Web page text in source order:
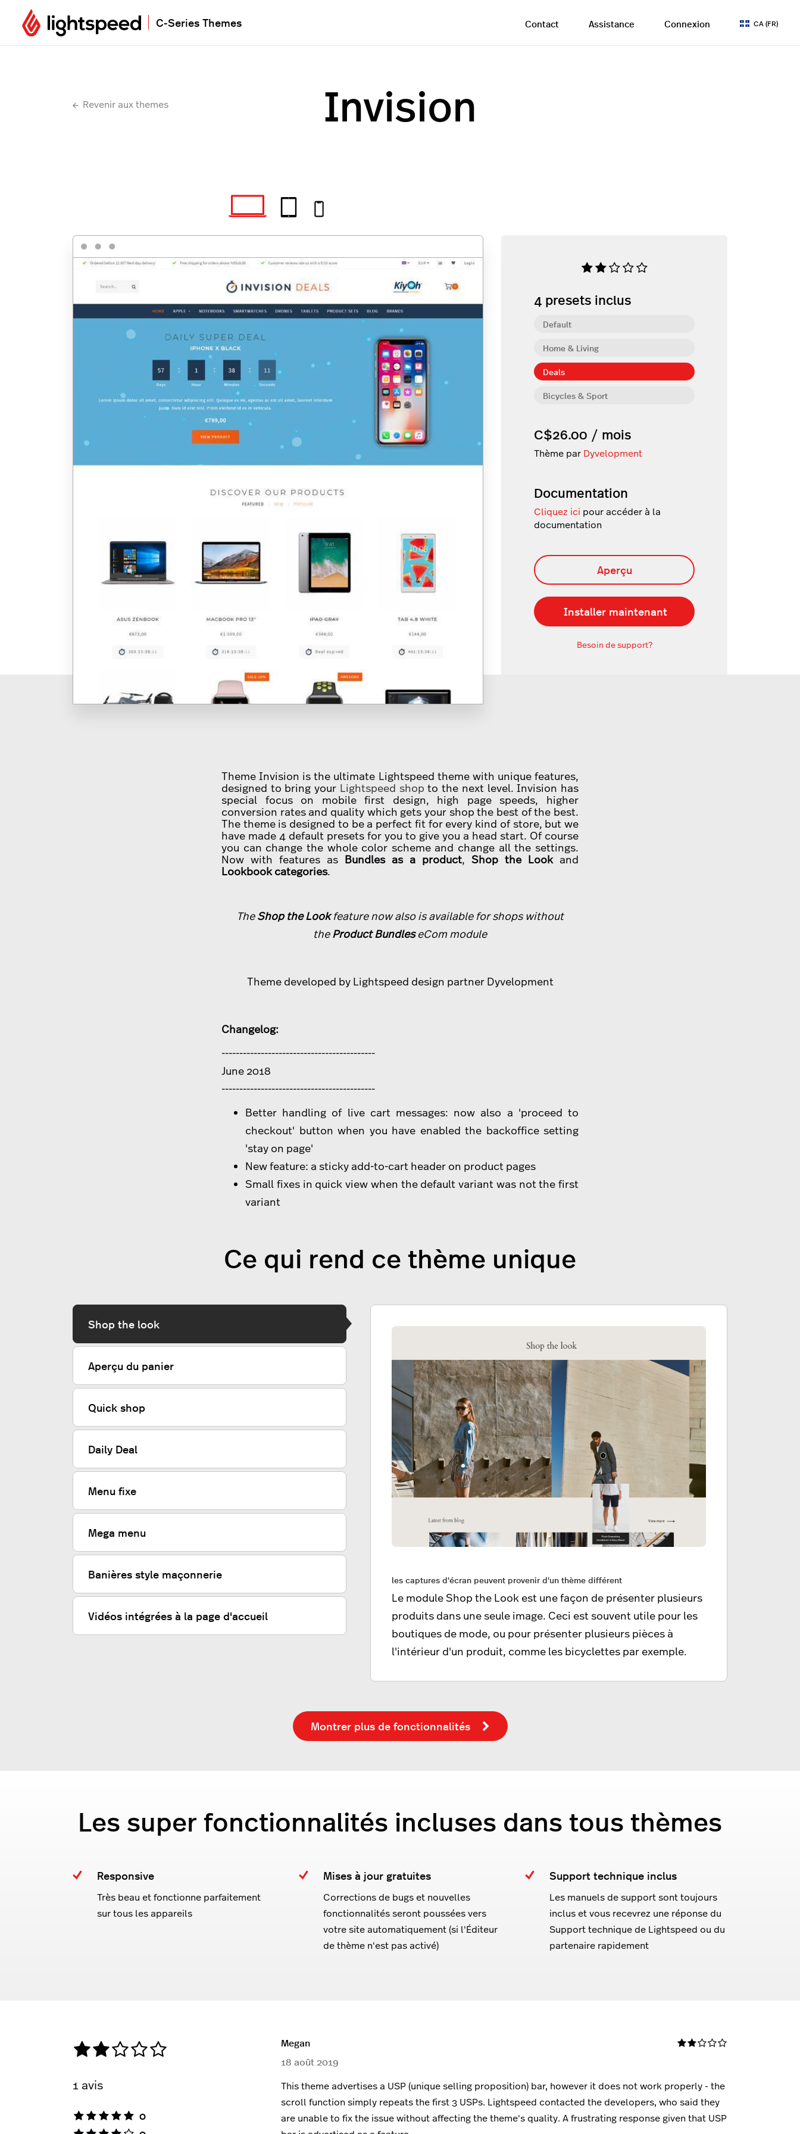
C-Series Themes Contact Assistance Connexion CA (FR)
Revenir aux themes Invision
4 presets inclus
Home & Living
Default
Deals
Bicycles & Sport
C$26.00 / mois
Thème par Dyvelopment
Documentation
Cliquez ici pour accéder à la
documentation
Aperçu
Installer maintenant
Besoin de support?
Theme Invision is the ultimate Lightspeed theme with unique features,
designed to bring your Lightspeed shop to the next level. Invision has
special focus on mobile first design, high page speeds, higher
conversion rates and quality which gets your shop the best of the best.
The theme is designed to be a perfect fit for every kind of store, but we
have made 4 default presets for you to give you a head start. Of course
you can change the whole color scheme and change all the settings.
Now with features as Bundles as a product, Shop the Lookand
Lookbook categories.
TheShop the Lookfeature now also is available for shops without
theProduct BundleseCom module
Theme developed by Lightspeed design partner Dyvelopment
Changelog:
-------------------------------------------
June 2018
-------------------------------------------
Better handling of live cart messages: now also a 'proceed to
checkout' button when you have enabled the backoffice setting
'stay on page'
New feature: a sticky add-to-cart header on product pages
Small fixes in quick view when the default variant was not the first
variant
Ce qui rend ce thème unique
Shop the look
Aperçu du panier
Quick shop
Daily Deal
Menu fixe
Mega menu
Banières style maçonnerie
Vidéos intégrées à la page d'accueil
les captures d'écran peuvent provenir d'un thème différent
Le module Shop the Look est une façon de présenter plusieurs
produits dans une seule image. Ceci est souvent utile pour les
boutiques de mode, ou pour présenter plusieurs pièces à
l'intérieur d'un produit, comme les bicyclettes par exemple.
Montrer plus de fonctionnalités
Les super fonctionnalités incluses dans tous thèmes
Responsive
Très beau et fonctionne parfaitement
sur tous les appareils
Mises à jour gratuites
Corrections de bugs et nouvelles
fonctionnalités seront poussées vers
votre site automatiquement (si l'Éditeur
de thème n'est pas activé)
Support technique inclus
Les manuels de support sont toujours
inclus et vous recevrez une réponse du
Support technique de Lightspeed ou du
partenaire rapidement
1 avis
0
Megan
18 août 2019
This theme advertises a USP (unique selling proposition) bar, however it does not work properly - the
scroll function simply repeats the first 3 USPs. Lightspeed contacted the developers, who said they
are unable to fix the issue without affecting the theme's quality. A frustrating response given that USP